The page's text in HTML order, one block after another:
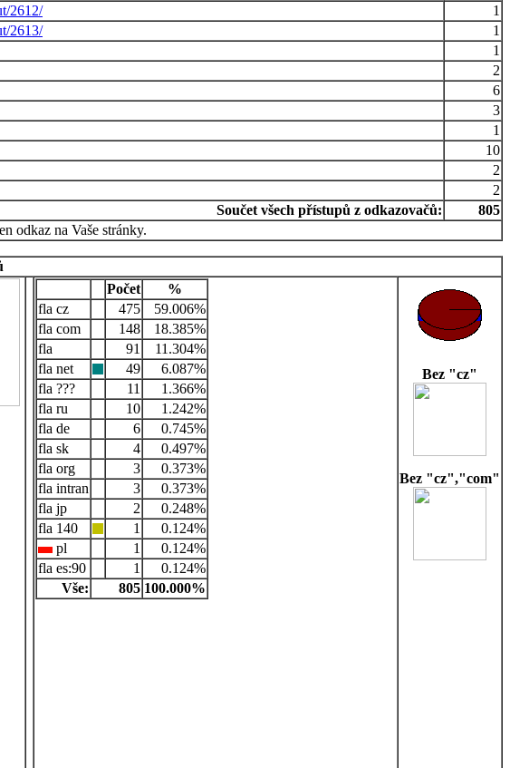
2612/
1
2613/
1
1
2
6
3
1
10
2
2
Součet všech přístupů z odkazovačů:
805
odkaz na Vaše stránky.
Počet
%
cz
475
59.006%
com
148
18.385%
91
11.304%
net
49
6.087%
???
11
1.366%
ru
10
1.242%
de
6
0.745%
sk
4
0.497%
org
3
0.373%
intran
3
0.373%
jp
2
0.248%
140
1
0.124%
pl
1
0.124%
es:90
1
0.124%
Vše:
805 100.000%
Bez "cz"
Bez "cz","com"